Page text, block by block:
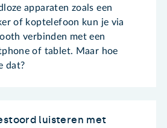
apparaten zoals een
of koptelefoon kun je via
verbinden met een
of tablet. Maar hoe
dat?
luisteren met